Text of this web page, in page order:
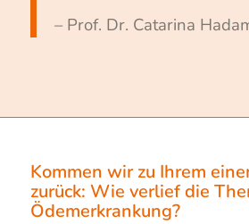
– Prof. Dr. Catarina
Kommen wir zu Ihrem
zurück: Wie verlief die
Ödemerkrankung?